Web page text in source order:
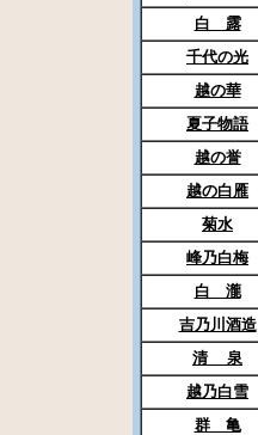
白 露
千代の光
越の華
夏子物語
越の誉
越の白雁
菊水
峰乃白梅
白 瀧
吉乃川酒造
清 泉
越乃白雪
群 亀